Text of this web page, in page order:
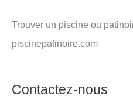
Trouver un piscine ou
piscinepatinoire.com
Contactez-nous